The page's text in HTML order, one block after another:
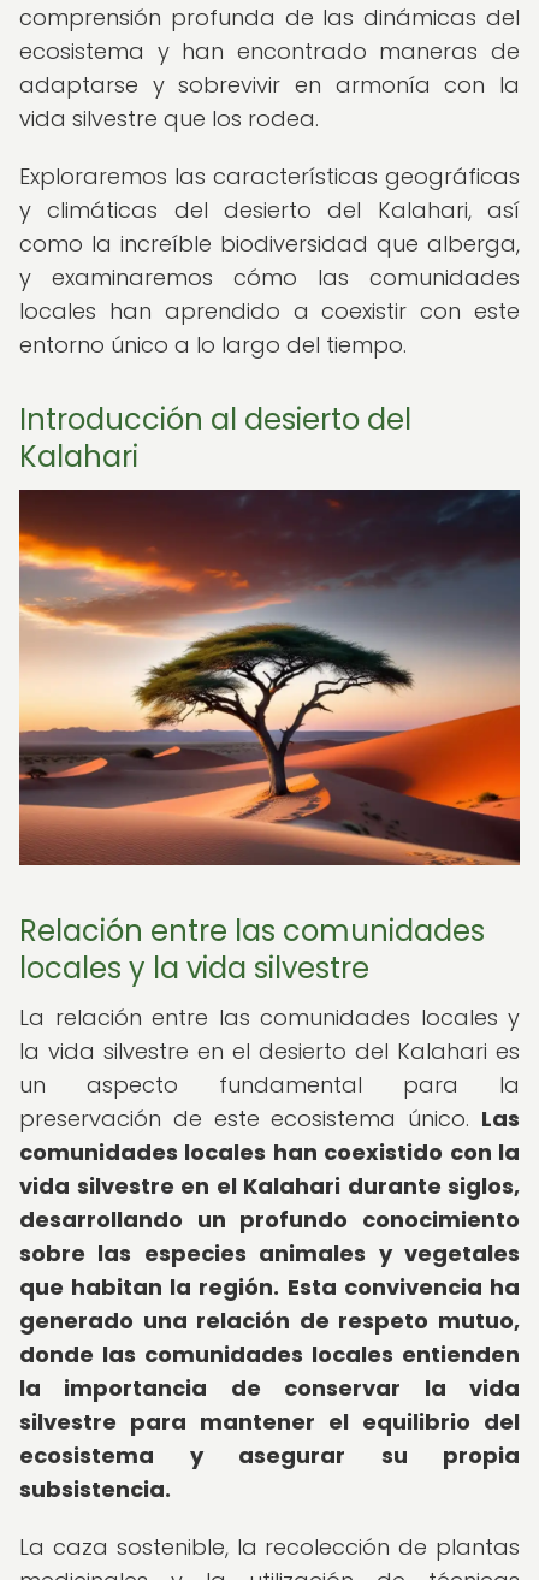
comprensión profunda de las dinámicas del
ecosistema y han encontrado maneras de
adaptarse y sobrevivir en armonía con la
vida silvestre que los rodea.
Exploraremos las características geográficas
y climáticas del desierto del Kalahari, así
como la increíble biodiversidad que alberga,
y examinaremos cómo las comunidades
locales han aprendido a coexistir con este
entorno único a lo largo del tiempo.
Introducción al desierto del
Kalahari
Relación entre las comunidades
locales y la vida silvestre
La relación entre las comunidades locales y
la vida silvestre en el desierto del Kalahari es
un aspecto fundamental para la
preservación de este ecosistema único. Las
comunidades locales han coexistido con la
vida silvestre en el Kalahari durante siglos,
desarrollando un profundo conocimiento
sobre las especies animales y vegetales
que habitan la región. Esta convivencia ha
generado una relación de respeto mutuo,
donde las comunidades locales entienden
la importancia de conservar la vida
silvestre para mantener el equilibrio del
ecosistema y asegurar su propia
subsistencia.
La caza sostenible, la recolección de plantas